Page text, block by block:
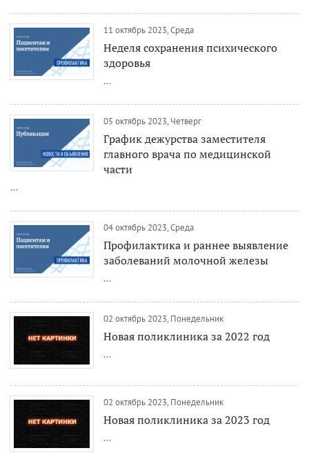
11 октябрь 2023, Среда
Неделя сохранения психического
здоровья
...
05 октябрь 2023, Четверг
График дежурства заместителя
главного врача по медицинской
части
...
04 октябрь 2023, Среда
Профилактика и раннее выявление
заболеваний молочной железы
...
02 октябрь 2023, Понедельник
Новая поликлиника за 2022 год
...
02 октябрь 2023, Понедельник
Новая поликлиника за 2023 год
...